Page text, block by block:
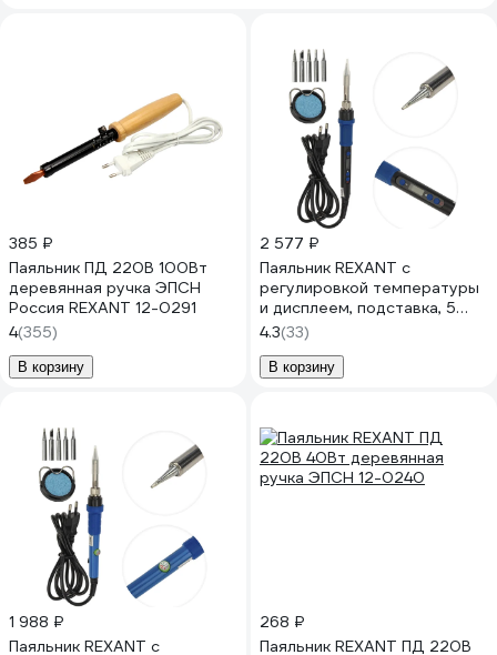
385 ₽
Паяльник ПД 220В 100Вт
деревянная ручка ЭПСН
Россия REXANT 12-0291
4(355)
В корзину
2 577 ₽
Паяльник REXANT с
регулировкой температуры
и дисплеем, подставка, 5
жал, керамический 65 вт 12-
0621
4.3(33)
В корзину
1 988 ₽
Паяльник REXANT с
268 ₽
Паяльник REXANT ПД 220В